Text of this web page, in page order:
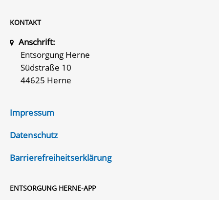
KONTAKT
Anschrift:
Entsorgung Herne
Südstraße 10
44625 Herne
Impressum
Datenschutz
Barrierefreiheitserklärung
ENTSORGUNG HERNE-APP